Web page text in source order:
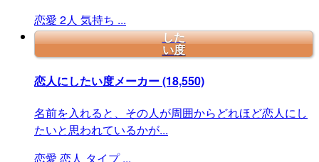
恋愛 2人 気持ち ...
した
い度
恋人にしたい度メーカー(18,550)
名前を入れると、その人が周囲からどれほど恋人にし
たいと思われているかが...
恋愛 恋人 タイプ ...